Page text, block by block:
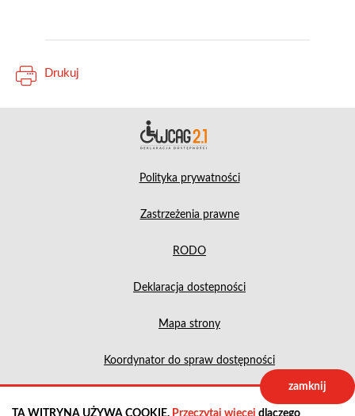
TA WITRYNA UŻYWA COOKIE. Przeczytaj więcej dlaczego
zamknij
Drukuj
Polityka prywatności
Zastrzeżenia prawne
RODO
Deklaracja dostepności
Mapa strony
Koordynator do spraw dostępności
Projekt: IntraCOM.pl